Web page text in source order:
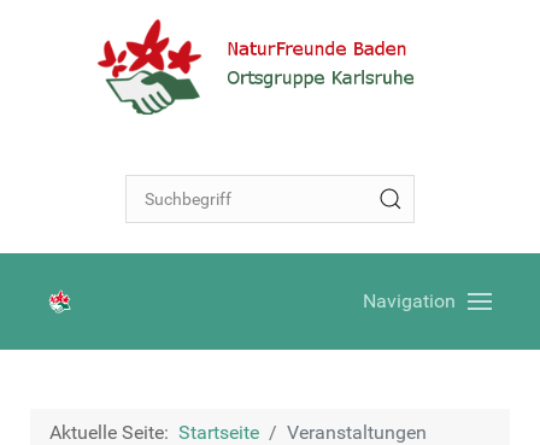
Navigation
Aktuelle Seite: Startseite Veranstaltungen